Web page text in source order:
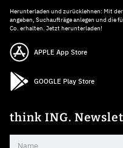
Herunterladen und zurücklehnen: Mit
angeben, Suchaufträge anlegen und die
Co. erhalten. Jetzt herunterladen!
APPLE App Store
GOOGLE Play Store
think ING.